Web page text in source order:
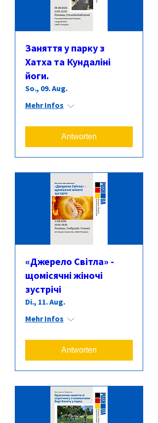
Заняття у парку з
Хатха та Кундаліні
йоги.
So., 09. Aug.
Mehr Infos
Antworten
«Джерело Світла» -
щомісячні жіночі
зустрічі
Di., 11. Aug.
Mehr Infos
Antworten